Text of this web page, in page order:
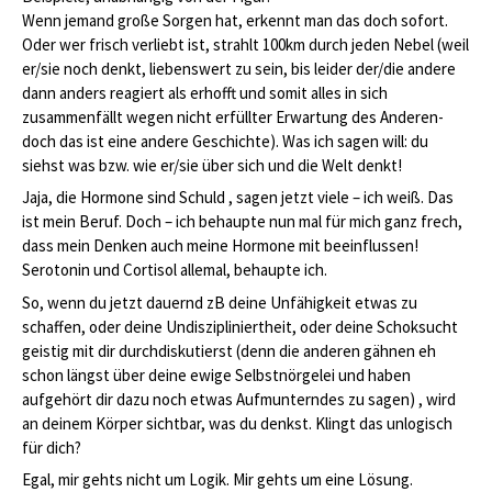
Wenn jemand große Sorgen hat, erkennt man das doch sofort.
Oder wer frisch verliebt ist, strahlt 100km durch jeden Nebel (weil
er/sie noch denkt, liebenswert zu sein, bis leider der/die andere
dann anders reagiert als erhofft und somit alles in sich
zusammenfällt wegen nicht erfüllter Erwartung des Anderen-
doch das ist eine andere Geschichte). Was ich sagen will: du
siehst was bzw. wie er/sie über sich und die Welt denkt!
Jaja, die Hormone sind Schuld , sagen jetzt viele – ich weiß. Das
ist mein Beruf. Doch – ich behaupte nun mal für mich ganz frech,
dass mein Denken auch meine Hormone mit beeinflussen!
Serotonin und Cortisol allemal, behaupte ich.
So, wenn du jetzt dauernd zB deine Unfähigkeit etwas zu
schaffen, oder deine Undiszipliniertheit, oder deine Schoksucht
geistig mit dir durchdiskutierst (denn die anderen gähnen eh
schon längst über deine ewige Selbstnörgelei und haben
aufgehört dir dazu noch etwas Aufmunterndes zu sagen) , wird
an deinem Körper sichtbar, was du denkst. Klingt das unlogisch
für dich?
Egal, mir gehts nicht um Logik. Mir gehts um eine Lösung.